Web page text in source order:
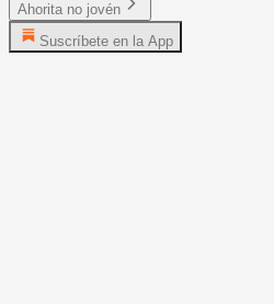
Ahorita no jovén
Suscríbete en la App